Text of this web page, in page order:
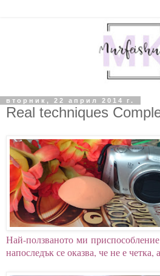
вторник, 22 април 2014 г.
Real techniques
Най-ползваното ми
напоследък се оказва, че не е четка,